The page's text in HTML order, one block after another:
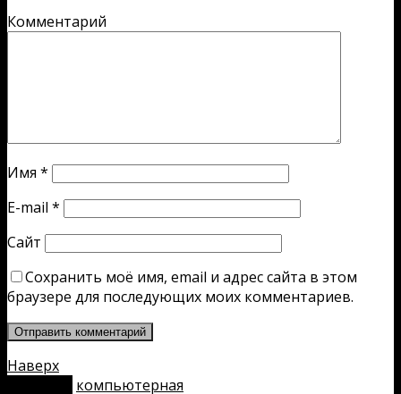
Комментарий
Имя *
E-mail *
Сайт
Сохранить моё имя, email и адрес сайта в этом
браузере для последующих моих комментариев.
Наверх
компьютерная